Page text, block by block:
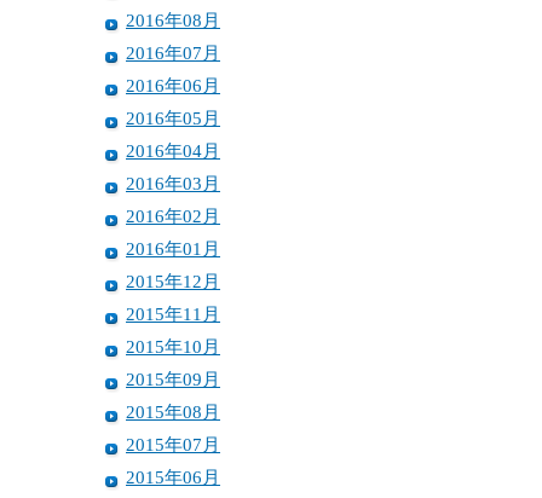
2016年08月
2016年07月
2016年06月
2016年05月
2016年04月
2016年03月
2016年02月
2016年01月
2015年12月
2015年11月
2015年10月
2015年09月
2015年08月
2015年07月
2015年06月